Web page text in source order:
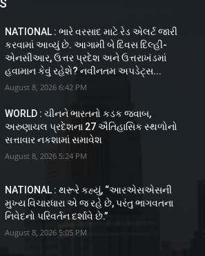
NATIONAL : ભારે વરસાદ માટે રેડ એલર્ટ જારી
કરવામાં આવ્યું છે. આગામી બે દિવસ દિલ્હી-
એનસીઆર, ઉત્તર પ્રદેશ અને ઉત્તરાખંડમાં
હવામાન કેવું રહેશે? નવીનતમ અપડેટ્સ...
August 8, 2026 6:42 PM
WORLD : ચીનને ભારતનો કડક જવાબ,
અરુણાચલ પ્રદેશના 27 ઐતિહાસિક સ્થળોનો
સત્તાવાર નકશામાં સમાવેશ
August 8, 2026 5:24 PM
NATIONAL : થરૂરે કહ્યું, “આરએસએસની
મુખ્ય વિચારધારા એ જ રહે છે, પરંતુ ભાગવતના
નિવેદનો પરિવર્તન દર્શાવે છે.”
August 8, 2026 5:05 PM